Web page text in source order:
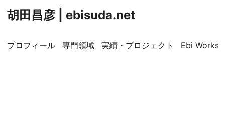
胡田昌彦 | ebisuda.net
プロフィール 専門領域 実績・プロジェクト Ebi